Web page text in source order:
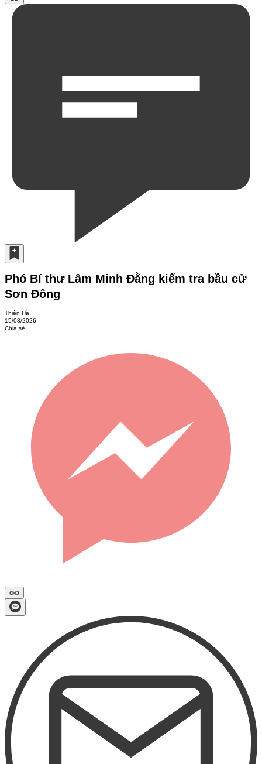
Phó Bí thư Lâm Minh Đằng kiểm tra bầu cử
Sơn Đông
Thiên Hà
15/03/2026
Chia sẻ